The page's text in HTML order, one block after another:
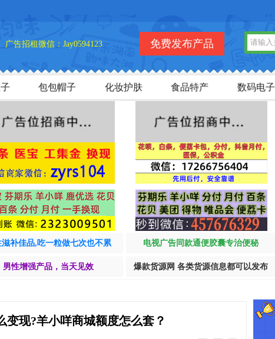
广告招租微信：Jay0594123 免费发布产品
包包帽子 化妆护肤 食品特产 数码电子
滋补佳品,吃一粒做七次也不累 电视广告同款通便胶囊专治便秘
男性增强产品，当天见效 爆款货源网 各类货源信息都可以发布
变现?羊小咩商城额度怎么套？